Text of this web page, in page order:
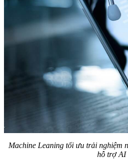
Machine Leaning tối ưu trải nghiệm
hỗ trợ AI